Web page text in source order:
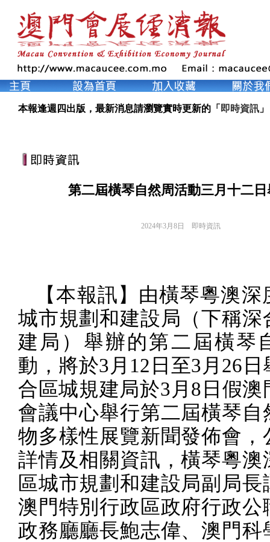
本報逢週四出版，最新消息請瀏覽實時更新的「 即時資訊 」
第二屆橫琴自然周活動三月十二
2024年3月8日 即時資訊
【本報訊】由橫琴粵澳
城市規劃和建設局（下稱深
建局）舉辦的第二屆橫琴
動，將於3 月 12 日至3 月 26
合區城規建局於3 月 8 日假
會議中心舉行第二屆橫琴自
物多樣性展覽新聞發佈會，
詳情及相關資訊，橫琴粵澳
區城市規劃和建設局副局長
澳門特別行政區政府行政公
政務廳廳長鮑志偉、澳門科